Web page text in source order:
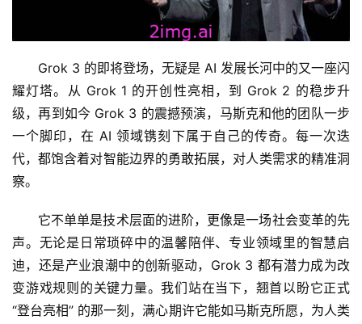
Grok 3 的即将登场，无疑是 AI 发展长河中的又一座闪
耀灯塔。从 Grok 1 的开创性亮相，到 Grok 2 的稳步升
级，再到如今 Grok 3 的震撼预演，马斯克和他的团队一步
一个脚印，在 AI 领域镌刻下属于自己的传奇。每一次迭
代，都饱含着对智能边界的勇敢拓展，对人类需求的精准洞
察。
它不单单是技术层面的进阶，更像是一场社会变革的先
声。无论是日常琐碎中的温馨陪伴、专业领域里的智慧启
迪，还是产业浪潮中的创新驱动，Grok 3 都有潜力成为改
变游戏规则的关键力量。我们站在当下，翘首以盼它正式
“登台亮相” 的那一刻，满心期许它能如马斯克所愿，为人类